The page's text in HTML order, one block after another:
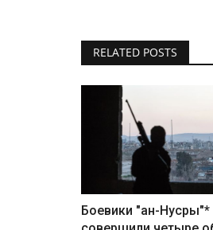
RELATED POSTS
Боевики "ан-Нусры"*